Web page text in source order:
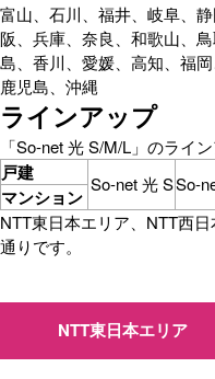
富山、石川、福井、岐阜、
阪、兵庫、奈良、和歌山、
島、香川、愛媛、高知、福
鹿児島、沖縄
ラインアップ
「So-net 光 S/M/L」のライ
戸建 So-net 光 SSo-
マンション
NTT東日本エリア、NTT西
通りです。
NTT東日本エリア